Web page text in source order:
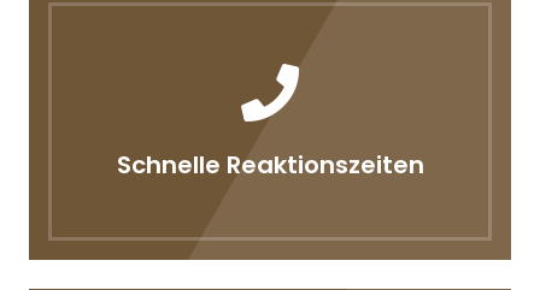
Schnelle Reaktionszeiten